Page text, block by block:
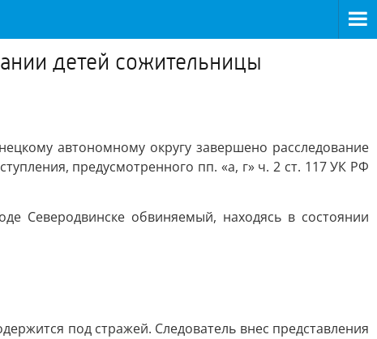
детей сожительницы
автономному округу завершено расследование
предусмотренного пп. «а, г» ч. 2 ст. 117 УК РФ
Северодвинске обвиняемый, находясь в состоянии
под стражей. Следователь внес представления